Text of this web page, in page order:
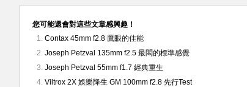
您可能還會對這些文章感興趣！
Contax 45mm f2.8 鷹眼的佳能
Joseph Petzval 135mm f2.5 最悶的標準感覺
Joseph Petzval 55mm f1.7 經典重生
Viltrox 2X 娛樂降生 GM 100mm f2.8 先行Test